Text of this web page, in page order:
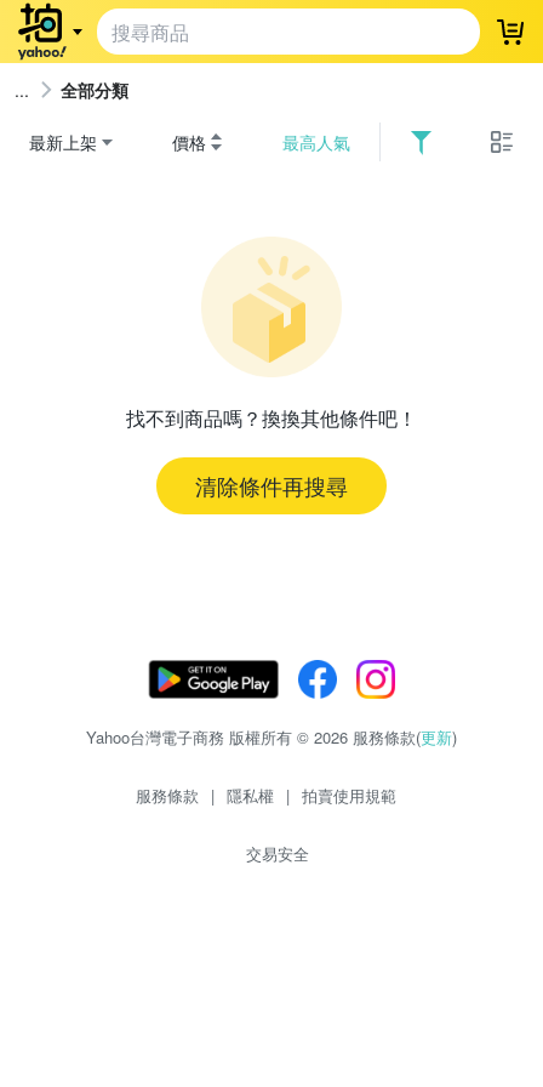
登
全部分類
最新上架 價格 最高人氣
找不到商品嗎？換換其他條件吧！
清除條件再搜尋
Yahoo台灣電子商務 版權所有 © 2026 服務條款(更新)
服務條款 | 隱私權 | 拍賣使用規範
交易安全